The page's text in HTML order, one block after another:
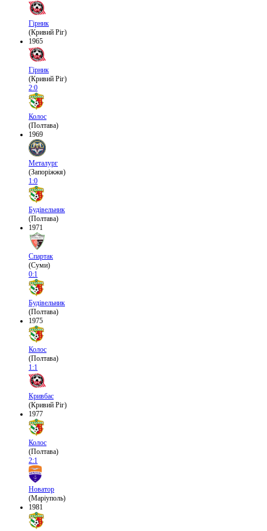
Гірник
(Кривий Ріг)
1965
Гірник
(Кривий Ріг)
2:0
Колос
(Полтава)
1969
Металург
(Запоріжжя)
1:0
Будівельник
(Полтава)
1971
Спартак
(Суми)
0:1
Будівельник
(Полтава)
1975
Колос
(Полтава)
1:1
Кривбас
(Кривий Ріг)
1977
Колос
(Полтава)
2:1
Новатор
(Маріуполь)
1981